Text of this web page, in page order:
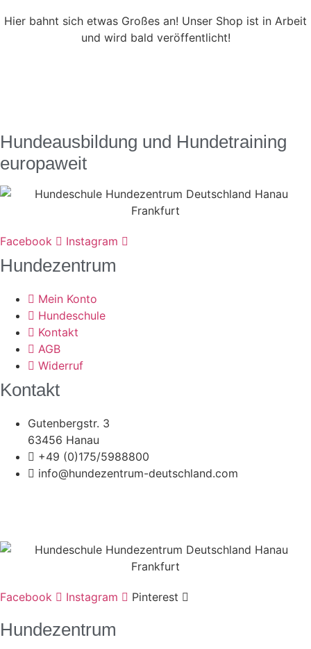
Hier bahnt sich etwas Großes an! Unser Shop ist in Arbeit
und wird bald veröffentlicht!
Hundeausbildung und Hundetraining
europaweit
Facebook Instagram
Hundezentrum
Mein Konto
Hundeschule
Kontakt
AGB
Widerruf
Kontakt
Gutenbergstr. 3
63456 Hanau
+49 (0)175/5988800
info@hundezentrum-deutschland.com
Facebook Instagram Pinterest
Hundezentrum